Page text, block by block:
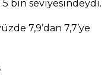
bin seviyesindeydi.
7,9’dan 7,7’ye